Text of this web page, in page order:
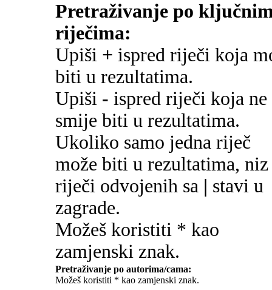
Pretraživanje po
riječima:
Upiši + ispred riječi koja
biti u rezultatima.
Upiši - ispred riječi koja ne
smije biti u rezultatima.
Ukoliko samo jedna riječ
može biti u rezultatima, niz
riječi odvojenih sa | stavi u
zagrade.
Možeš koristiti * kao
zamjenski znak.
Pretraživanje po autorima/cama:
Možeš koristiti * kao zamjenski znak.